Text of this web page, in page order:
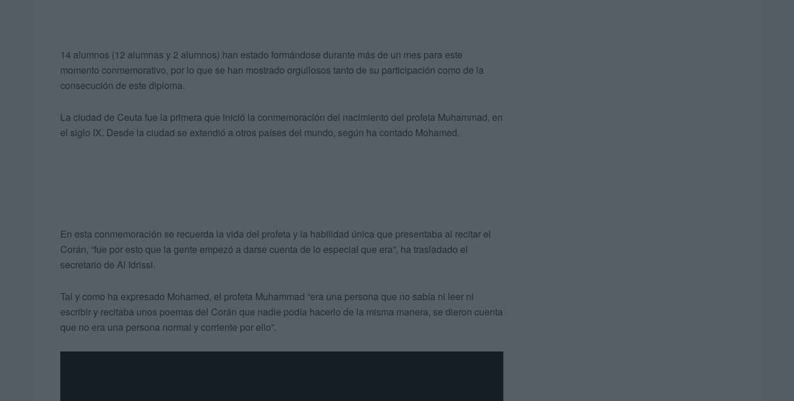
14 alumnos (12 alumnas y 2 alumnos) han estado formándose durante más de un mes para este
momento conmemorativo, por lo que se han mostrado orgullosos tanto de su participación como de la
consecución de este diploma.
La ciudad de Ceuta fue la primera que inició la conmemoración del nacimiento del profeta Muhammad, en
el siglo IX. Desde la ciudad se extendió a otros países del mundo, según ha contado Mohamed.
En esta conmemoración se recuerda la vida del profeta y la habilidad única que presentaba al recitar el
Corán, “fue por esto que la gente empezó a darse cuenta de lo especial que era”, ha trasladado el
secretario de Al Idrissi.
Tal y como ha expresado Mohamed, el profeta Muhammad “era una persona que no sabía ni leer ni
escribir y recitaba unos poemas del Corán que nadie podía hacerlo de la misma manera, se dieron cuenta
que no era una persona normal y corriente por ello”.